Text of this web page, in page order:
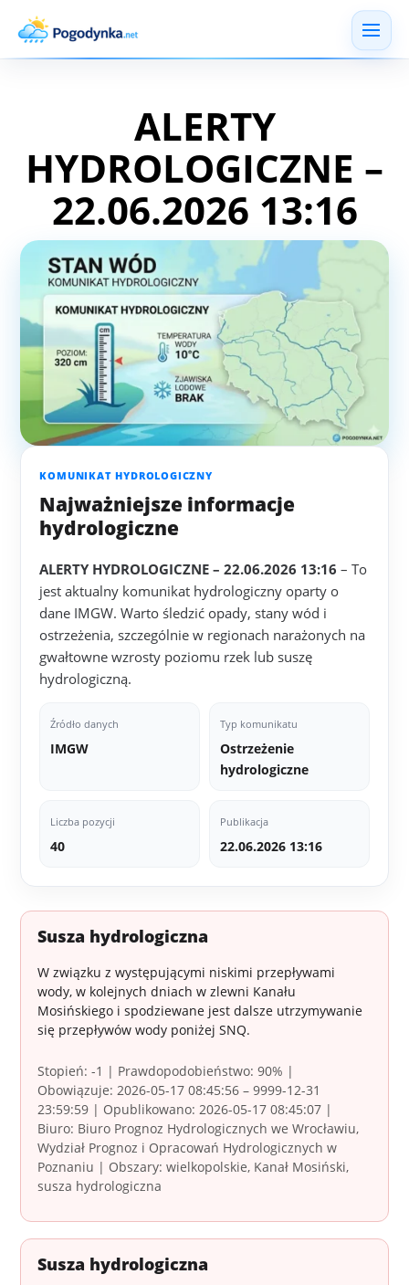
ALERTY
HYDROLOGICZNE –
22.06.2026 13:16
KOMUNIKAT HYDROLOGICZNY
Najważniejsze informacje
hydrologiczne
ALERTY HYDROLOGICZNE – 22.06.2026 13:16 – To
jest aktualny komunikat hydrologiczny oparty o
dane IMGW. Warto śledzić opady, stany wód i
ostrzeżenia, szczególnie w regionach narażonych na
gwałtowne wzrosty poziomu rzek lub suszę
hydrologiczną.
Źródło danych
IMGW
Typ komunikatu
Ostrzeżenie
hydrologiczne
Liczba pozycji
40
Publikacja
22.06.2026 13:16
Susza hydrologiczna
W związku z występującymi niskimi przepływami
wody, w kolejnych dniach w zlewni Kanału
Mosińskiego i spodziewane jest dalsze utrzymywanie
się przepływów wody poniżej SNQ.
Stopień: -1 | Prawdopodobieństwo: 90% |
Obowiązuje: 2026-05-17 08:45:56 – 9999-12-31
23:59:59 | Opublikowano: 2026-05-17 08:45:07 |
Biuro: Biuro Prognoz Hydrologicznych we Wrocławiu,
Wydział Prognoz i Opracowań Hydrologicznych w
Poznaniu | Obszary: wielkopolskie, Kanał Mosiński,
susza hydrologiczna
Susza hydrologiczna